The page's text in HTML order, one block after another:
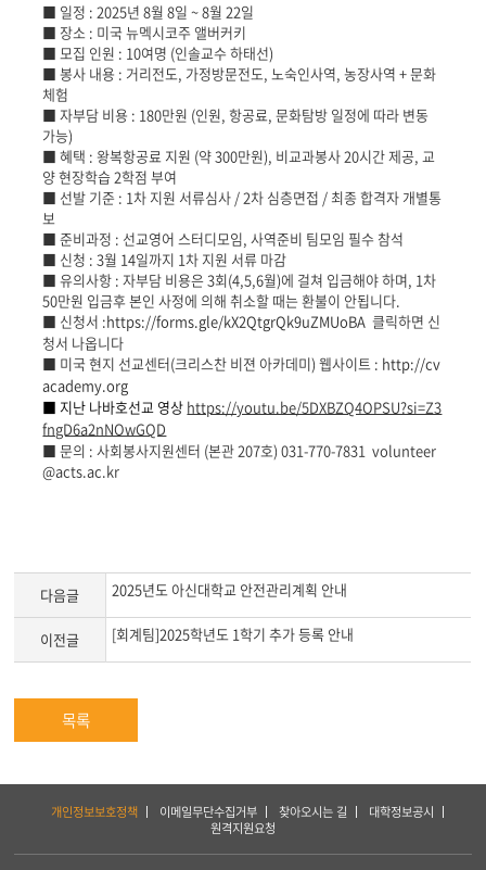
■ 일정 : 2025년 8월 8일 ~ 8월 22일
■ 장소 : 미국 뉴멕시코주 앨버커키
■ 모집 인원 : 10여명 (인솔교수 하태선)
■ 봉사 내용 : 거리전도, 가정방문전도, 노숙인사역, 농장사역 + 문화
체험
■ 자부담 비용 : 180만원 (인원, 항공료, 문화탐방 일정에 따라 변동
가능)
■ 혜택 : 왕복항공료 지원 (약 300만원), 비교과봉사 20시간 제공, 교
양 현장학습 2학점 부여
■ 선발 기준 : 1차 지원 서류심사 / 2차 심층면접 / 최종 합격자 개별통
보
■ 준비과정 : 선교영어 스터디모임, 사역준비 팀모임 필수 참석
■ 신청 : 3월 14일까지 1차 지원 서류 마감
■ 유의사항 : 자부담 비용은 3회(4,5,6월)에 걸쳐 입금해야 하며, 1차
50만원 입금후 본인 사정에 의해 취소할 때는 환불이 안됩니다.
■ 신청서 :https://forms.gle/kX2QtgrQk9uZMUoBA 클릭하면 신
청서 나옵니다
■ 미국 현지 선교센터(크리스찬 비젼 아카데미) 웹사이트 : http://cv
academy.org
■ 지난 나바호선교 영상 https://youtu.be/5DXBZQ4OPSU?si=Z3
fngD6a2nNOwGQD
■문의 :사회봉사지원센터 (본관207호) 031-770-7831 volunteer
@acts.ac.kr
다음글 2025년도 아신대학교 안전관리계획 안내
이전글 [회계팀]2025학년도 1학기 추가 등록 안내
목록
개인정보보호정책 이메일무단수집거부 찾아오시는 길
대학정보공시
원격지원요청